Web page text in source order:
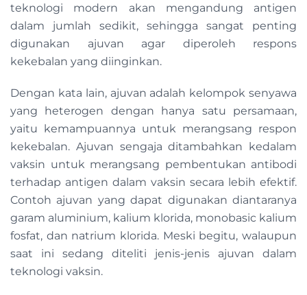
teknologi modern akan mengandung antigen
dalam jumlah sedikit, sehingga sangat penting
digunakan ajuvan agar diperoleh respons
kekebalan yang diinginkan.
Dengan kata lain, ajuvan adalah kelompok senyawa
yang heterogen dengan hanya satu persamaan,
yaitu kemampuannya untuk merangsang respon
kekebalan. Ajuvan sengaja ditambahkan kedalam
vaksin untuk merangsang pembentukan antibodi
terhadap antigen dalam vaksin secara lebih efektif.
Contoh ajuvan yang dapat digunakan diantaranya
garam aluminium, kalium klorida, monobasic kalium
fosfat, dan natrium klorida. Meski begitu, walaupun
saat ini sedang diteliti jenis-jenis ajuvan dalam
teknologi vaksin.